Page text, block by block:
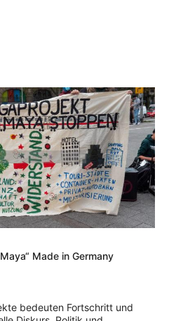
Made in Germany
bedeuten Fortschritt und